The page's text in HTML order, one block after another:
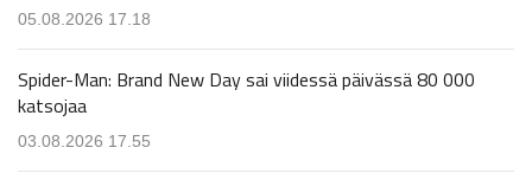
05.08.2026 17.18
Spider-Man: Brand New Day sai viidessä päivässä 80 000
katsojaa
03.08.2026 17.55